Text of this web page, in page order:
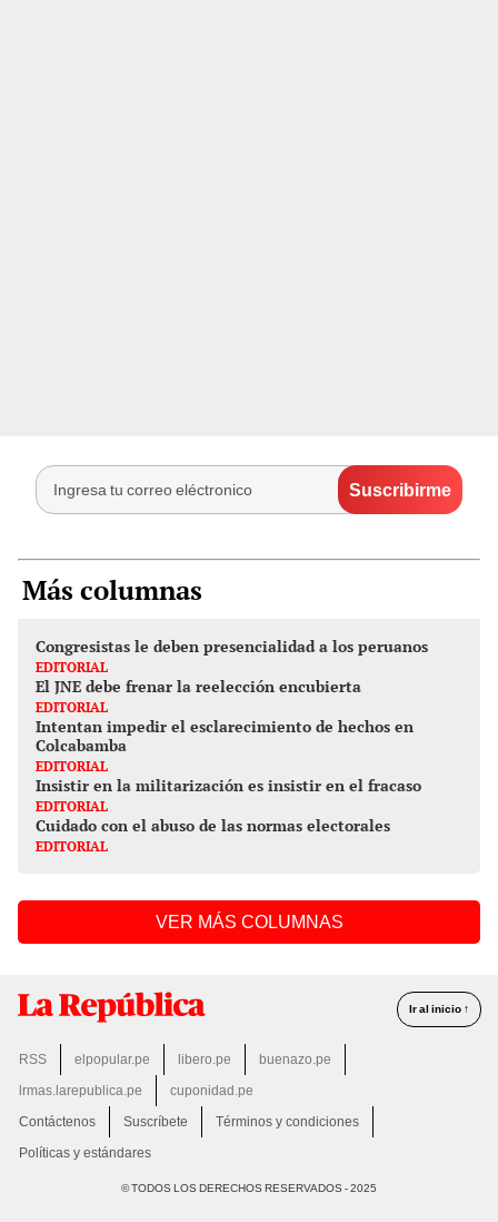
Más columnas
Congresistas le deben presencialidad a los peruanos
EDITORIAL
El JNE debe frenar la reelección encubierta
EDITORIAL
Intentan impedir el esclarecimiento de hechos en
Colcabamba
EDITORIAL
Insistir en la militarización es insistir en el fracaso
EDITORIAL
Cuidado con el abuso de las normas electorales
EDITORIAL
VER MÁS COLUMNAS
Ir al inicio ↑
RSS elpopular.pe libero.pe
buenazo.pe
lrmas.larepublica.pe
cuponidad.pe
Contáctenos
Suscríbete
Términos y condiciones
Políticas y estándares
© TODOS LOS DERECHOS RESERVADOS - 2025